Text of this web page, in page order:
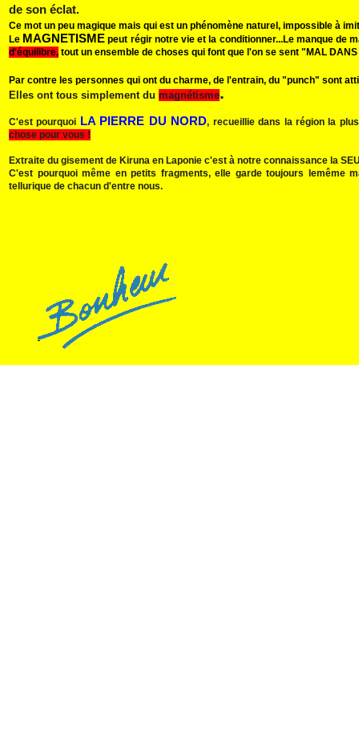
de son éclat.
Ce mot un peu magique mais qui est un phénomène naturel, impossible à
Le MAGNETISME peut régir notre vie et la conditionner...Le manque de
d'équilibre, tout un ensemble de choses qui font que l'on se sent "MAL
Par contre les personnes qui ont du charme, de l'entrain, du "punch" sont
Elles ont tous simplement du magnétisme.
C'est pourquoi LA PIERRE DU NORD, recueillie dans la région la
chose pour vous !
Extraite du gisement de Kiruna en Laponie c'est à notre connaissance la
C'est pourquoi même en petits fragments, elle garde toujours lemême
tellurique de chacun d'entre nous.
.